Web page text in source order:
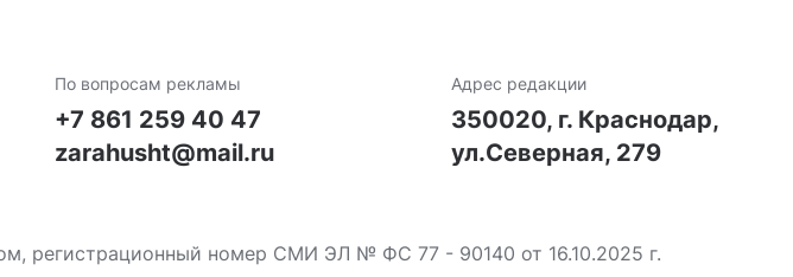
По вопросам рекламы
+7 861 259 40 47
zarahusht@mail.ru
Адрес редакции
350020, г. Краснодар,
ул.Северная, 279
регистрационный номер СМИ ЭЛ № ФС 77 - 90140 от 16.10.2025 г.